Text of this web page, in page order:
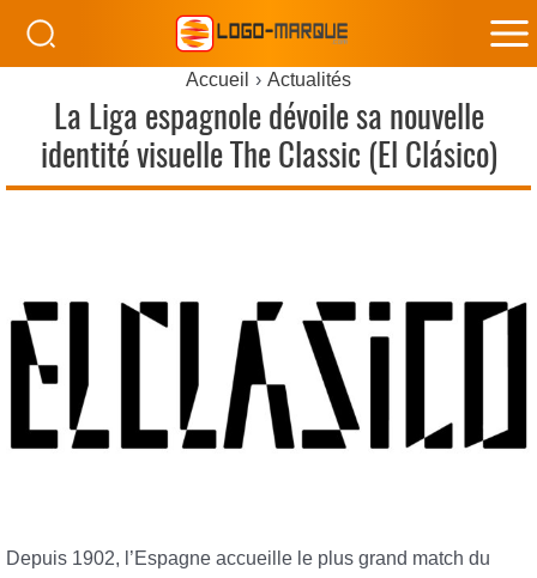
Accueil Actualités
La Liga espagnole dévoile sa nouvelle
identité visuelle The Classic (El Clásico)
Depuis 1902, l’Espagne accueille le plus grand match du